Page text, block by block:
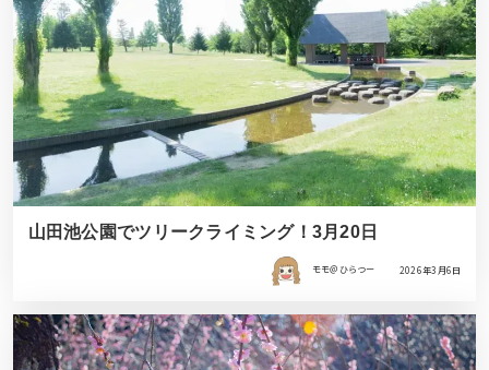
山田池公園でツリークライミング！3月20日
モモ＠ひらつー 2026年3月6日